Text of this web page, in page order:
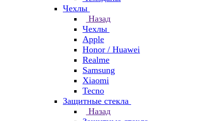
Чехлы
Назад
Чехлы
Apple
Honor / Huawei
Realme
Samsung
Xiaomi
Tecno
Защитные стекла
Назад